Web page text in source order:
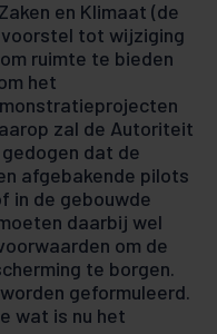
en Klimaat (de
voorstel tot wijziging
ruimte te bieden
het
zal de Autoriteit
gedogen dat de
afgebakende pilots
in de gebouwde
daarbij wel
om de
te borgen.
geformuleerd.
wat is nu het